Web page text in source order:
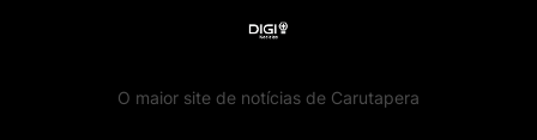
O maior site de notícias de Carutapera